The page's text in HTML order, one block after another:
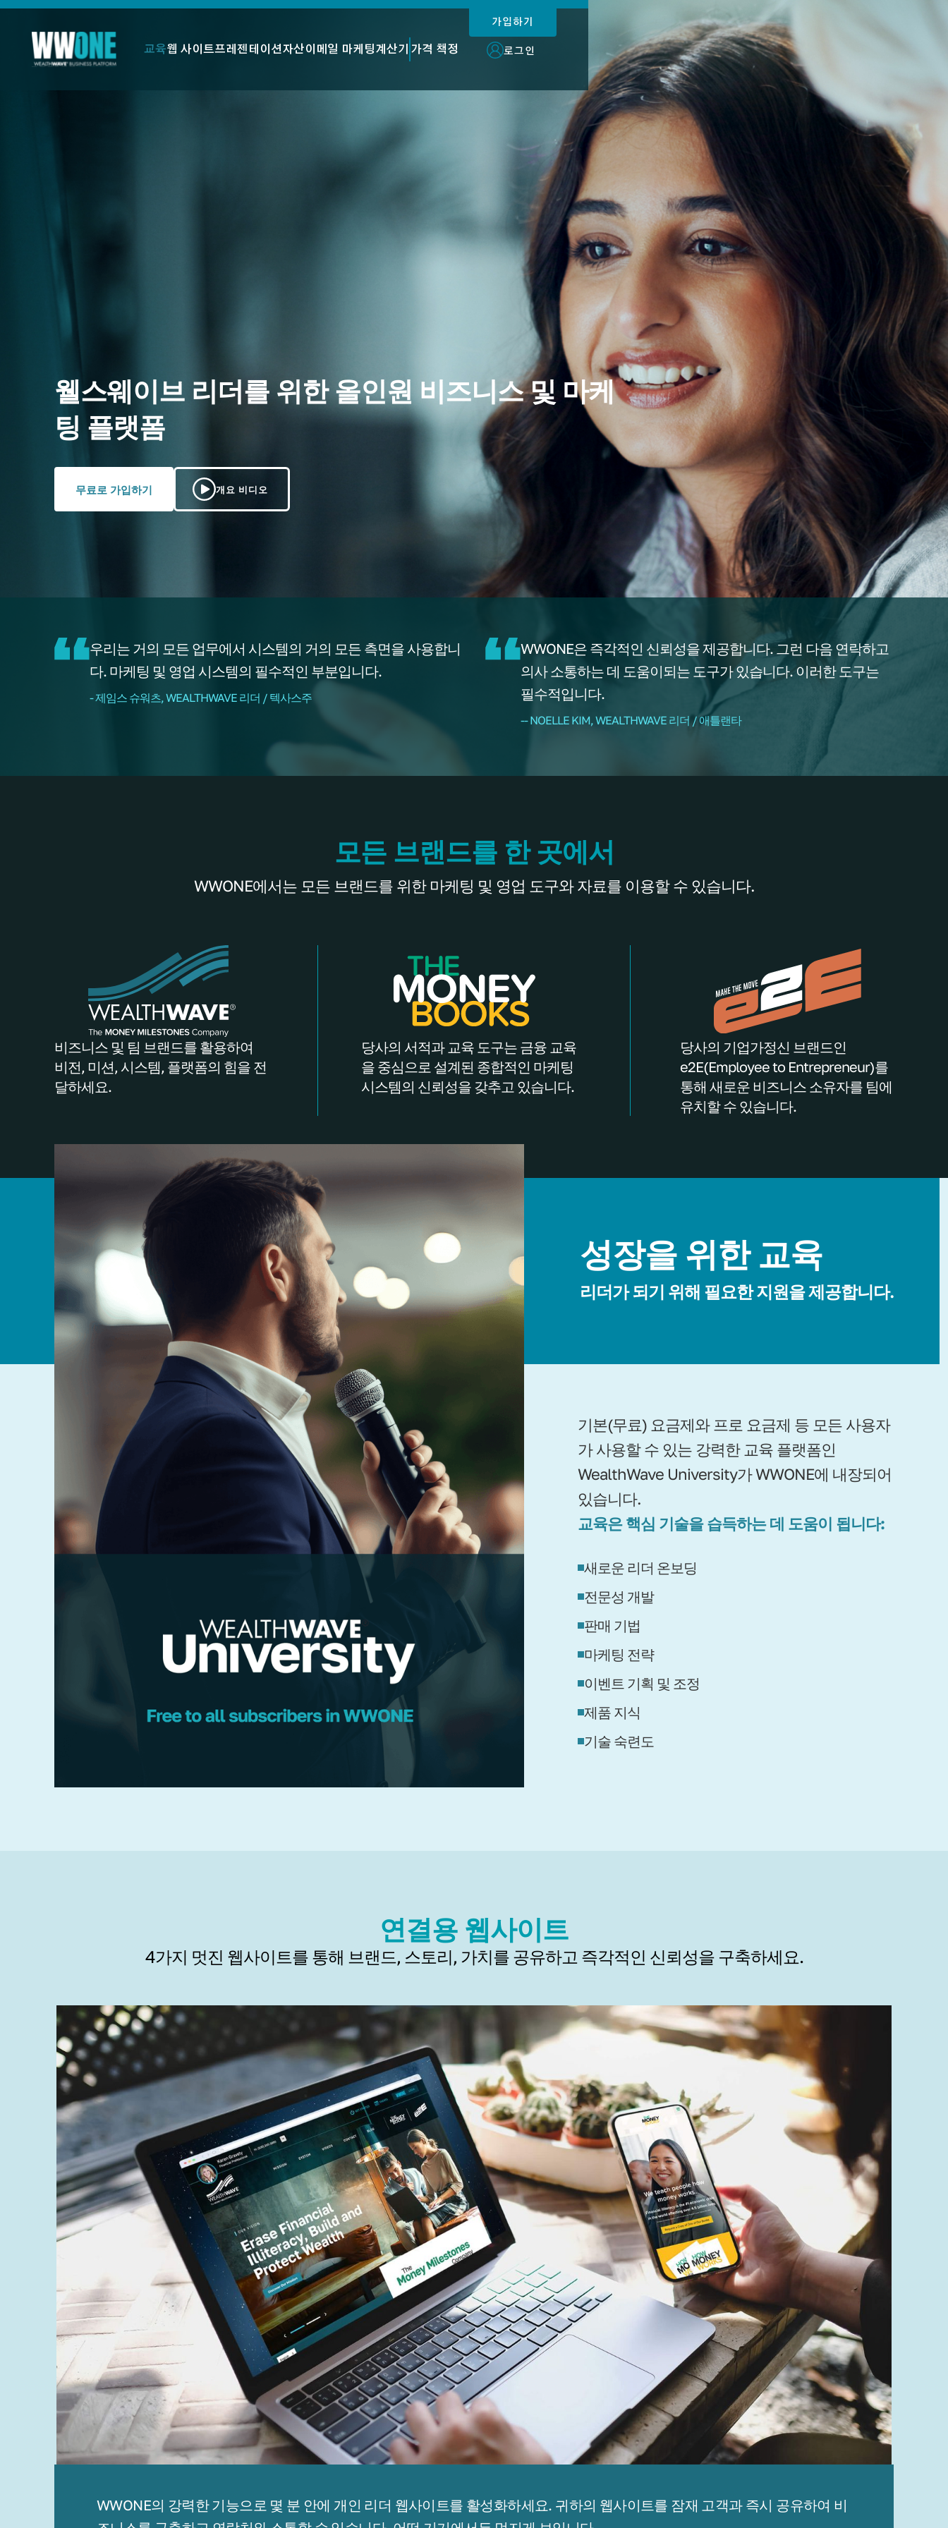
교육웹 사이트프레젠테이션자산이메일 마케팅계산기 가격 책정
가입하기
로그인
웰스웨이브 리더를 위한 올인원 비즈니스 및 마케
팅 플랫폼
무료로 가입하기 개요 비디오
우리는 거의 모든 업무에서 시스템의 거의 모든 측면을 사용합니
다. 마케팅 및 영업 시스템의 필수적인 부분입니다.
- 제임스 슈워츠, WEALTHWAVE 리더 / 텍사스주
WWONE은 즉각적인 신뢰성을 제공합니다. 그런 다음 연락하고
의사 소통하는 데 도움이되는 도구가 있습니다. 이러한 도구는
필수적입니다.
-- NOELLE KIM, WEALTHWAVE 리더 / 애틀랜타
모든 브랜드를 한 곳에서
WWONE에서는 모든 브랜드를 위한 마케팅 및 영업 도구와 자료를 이용할 수 있습니다.
비즈니스 및 팀 브랜드를 활용하여
비전, 미션, 시스템, 플랫폼의 힘을 전
달하세요.
당사의 서적과 교육 도구는 금융 교육
을 중심으로 설계된 종합적인 마케팅
시스템의 신뢰성을 갖추고 있습니다.
당사의 기업가정신 브랜드인
e2E(Employee to Entrepreneur)를
통해 새로운 비즈니스 소유자를 팀에
유치할 수 있습니다.
성장을 위한 교육
리더가 되기 위해 필요한 지원을 제공합니다.
기본(무료) 요금제와 프로 요금제 등 모든 사용자
가 사용할 수 있는 강력한 교육 플랫폼인
WealthWave University가 WWONE에 내장되어
있습니다.
교육은 핵심 기술을 습득하는 데 도움이 됩니다:
새로운 리더 온보딩
전문성 개발
판매 기법
마케팅 전략
이벤트 기획 및 조정
제품 지식
기술 숙련도
연결용 웹사이트
4가지 멋진 웹사이트를 통해 브랜드, 스토리, 가치를 공유하고 즉각적인 신뢰성을 구축하세요.
WWONE의 강력한 기능으로 몇 분 안에 개인 리더 웹사이트를 활성화하세요. 귀하의 웹사이트를 잠재 고객과 즉시 공유하여 비